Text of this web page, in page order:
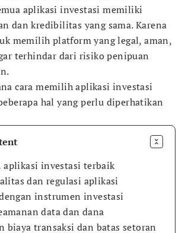
aplikasi investasi memiliki
dan kredibilitas yang sama. Karena
memilih platform yang legal, aman,
terhindar dari risiko penipuan
cara memilih aplikasi investasi
hal yang perlu diperhatikan
aplikasi investasi terbaik
dan regulasi aplikasi
instrumen investasi
data dan dana
biaya transaksi dan batas setoran